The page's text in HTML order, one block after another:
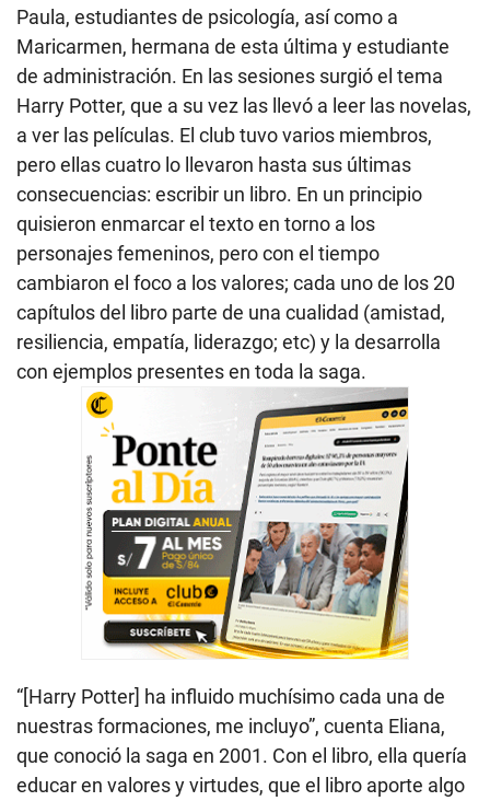
Paula, estudiantes de psicología, así como a
Maricarmen, hermana de esta última y estudiante
de administración. En las sesiones surgió el tema
Harry Potter, que a su vez las llevó a leer las novelas,
a ver las películas. El club tuvo varios miembros,
pero ellas cuatro lo llevaron hasta sus últimas
consecuencias: escribir un libro. En un principio
quisieron enmarcar el texto en torno a los
personajes femeninos, pero con el tiempo
cambiaron el foco a los valores; cada uno de los 20
capítulos del libro parte de una cualidad (amistad,
resiliencia, empatía, liderazgo; etc) y la desarrolla
con ejemplos presentes en toda la saga.
“[Harry Potter] ha influido muchísimo cada una de
nuestras formaciones, me incluyo”, cuenta Eliana,
que conoció la saga en 2001. Con el libro, ella quería
educar en valores y virtudes, que el libro aporte algo